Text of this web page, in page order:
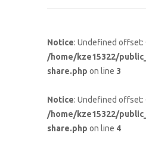
Notice: Undefined offset:
/home/kze15322/
share.php on line 3
Notice: Undefined offset:
/home/kze15322/
share.php on line 4